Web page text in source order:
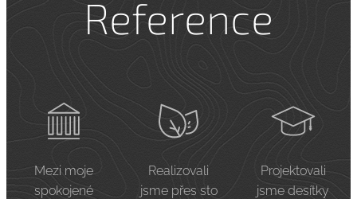
Reference
Mezi moje
spokojené
Realizovali
jsme přes sto
Projektovali
jsme desítky